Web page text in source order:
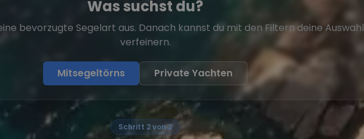
Was suchst du?
bevorzugte Segelart aus. Danach kannst du mit den Filtern deine Auswahl
verfeinern.
Mitsegeltörns Private Yachten
Schritt 2 von 2